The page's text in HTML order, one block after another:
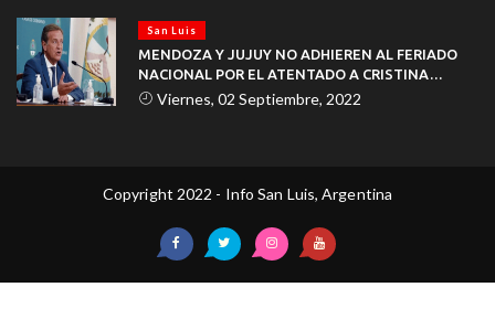
San Luis
MENDOZA Y JUJUY NO ADHIEREN AL FERIADO
NACIONAL POR EL ATENTADO A CRISTINA
KIRCHNER
Viernes, 02 Septiembre, 2022
Copyright 2022 - Info San Luis, Argentina